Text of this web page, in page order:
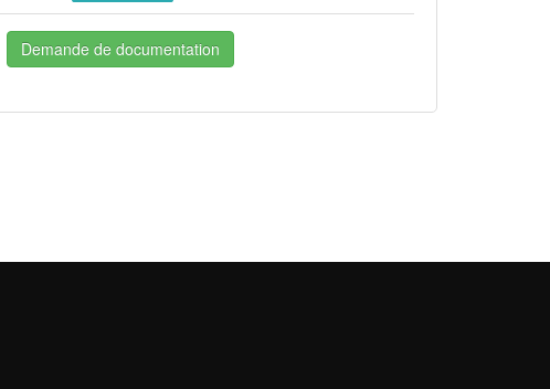
Demande de documentation